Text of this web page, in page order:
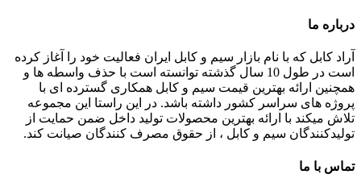
درباره ما
آراد کابل که با نام بازار سیم و کابل ایران فعالیت خود را آغاز کرده
است در طول 10 سال گذشته توانسته است با حذف واسطه ها و
همچنین ارائه بهترین قیمت سیم و کابل همکاری گسترده ای با
پروژه های سراسر کشور داشته باشد. در این راستا این مجموعه
تلاش میکند با ارائه بهترین محصولات تولید داخل ضمن حمایت از
تولیدکنندگان سیم و کابل ، از حقوق مصرف کنندگان صیانت کند.
تماس با ما